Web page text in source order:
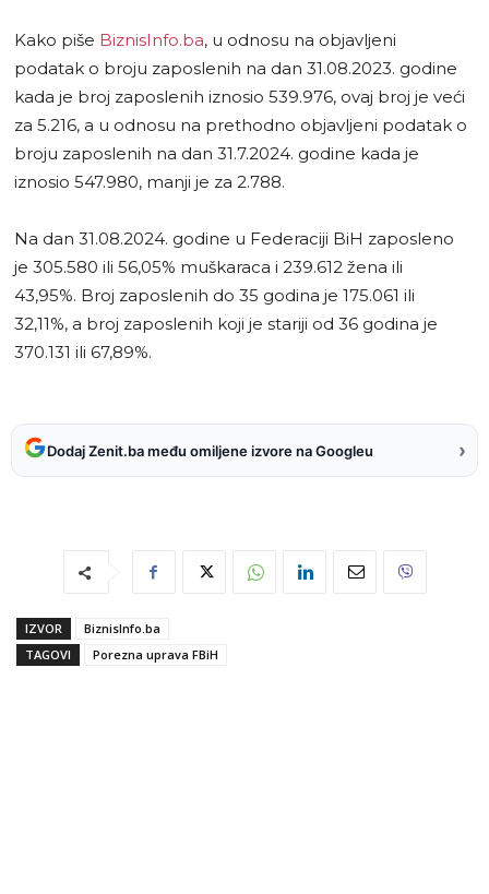
Kako piše BiznisInfo.ba, u odnosu na objavljeni
podatak o broju zaposlenih na dan 31.08.2023. godine
kada je broj zaposlenih iznosio 539.976, ovaj broj je veći
za 5.216, a u odnosu na prethodno objavljeni podatak o
broju zaposlenih na dan 31.7.2024. godine kada je
iznosio 547.980, manji je za 2.788.
Na dan 31.08.2024. godine u Federaciji BiH zaposleno
je 305.580 ili 56,05% muškaraca i 239.612 žena ili
43,95%. Broj zaposlenih do 35 godina je 175.061 ili
32,11%, a broj zaposlenih koji je stariji od 36 godina je
370.131 ili 67,89%.
Dodaj Zenit.ba među omiljene izvore na Googleu ›
IZVOR
BiznisInfo.ba
TAGOVI
Porezna uprava FBiH